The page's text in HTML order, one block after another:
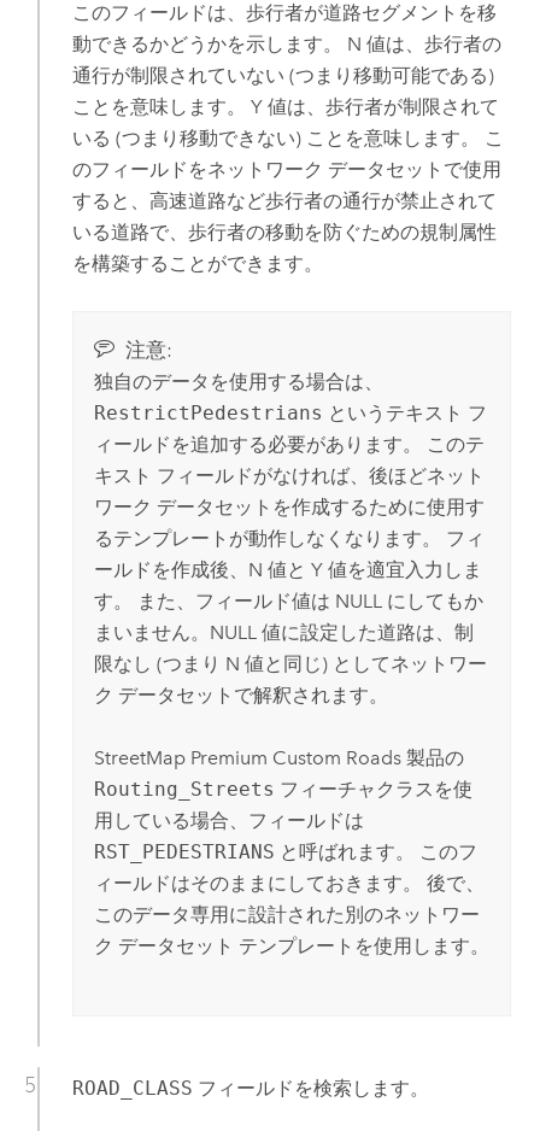
このフィールドは、歩行者が道路セグメントを移
動できるかどうかを示します。 N 値は、歩行者の
通行が制限されていない (つまり移動可能である)
ことを意味します。 Y 値は、歩行者が制限されて
いる (つまり移動できない) ことを意味します。 こ
のフィールドをネットワーク データセットで使用
すると、高速道路など歩行者の通行が禁止されて
いる道路で、歩行者の移動を防ぐための規制属性
を構築することができます。
注意:
独自のデータを使用する場合は、
RestrictPedestrians というテキスト フ
ィールドを追加する必要があります。 このテ
キスト フィールドがなければ、後ほどネット
ワーク データセットを作成するために使用す
るテンプレートが動作しなくなります。 フィ
ールドを作成後、N 値と Y 値を適宜入力しま
す。 また、フィールド値は NULL にしてもか
まいません。NULL 値に設定した道路は、制
限なし (つまり N 値と同じ) としてネットワー
ク データセットで解釈されます。
StreetMap Premium Custom Roads製品の
Routing_Streets フィーチャクラスを使
用している場合、フィールドは
RST_PEDESTRIANS と呼ばれます。 このフ
ィールドはそのままにしておきます。 後で、
このデータ専用に設計された別のネットワー
ク データセット テンプレートを使用します。
ROAD_CLASS フィールドを検索します。